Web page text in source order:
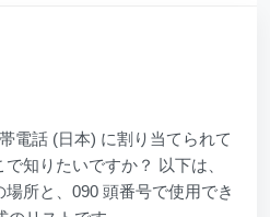
電話 (日本) に割り当てられて
知りたいですか？ 以下は、
所と、090 頭番号で使用でき